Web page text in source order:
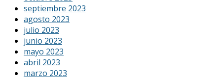
septiembre 2023
agosto 2023
julio 2023
junio 2023
mayo 2023
abril 2023
marzo 2023